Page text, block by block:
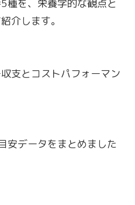
種を、栄養学的な観点と
介します。
支とコストパフォーマン
安データをまとめました